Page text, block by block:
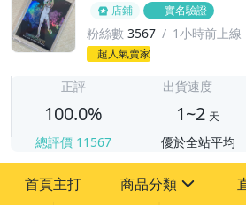
店鋪 實名驗證
粉絲數 3567 1小時前上線
超人氣賣家
正評
100.0%
總評價 11567
出貨速度
1~2 天
優於全站平均
首頁主打 商品分類